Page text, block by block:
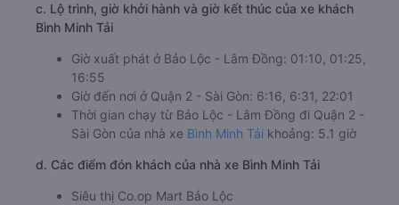
c. Lộ trình, giờ khởi hành và giờ kết thúc của xe khách
Bình Minh Tải
Giờ xuất phát ở Bảo Lộc - Lâm Đồng: 01:10, 01:25,
16:55
Giờ đến nơi ở Quận 2 - Sài Gòn: 6:16, 6:31, 22:01
Thời gian chạy từ Bảo Lộc - Lâm Đồng đi Quận 2 -
Sài Gòn của nhà xe Bình Minh Tải khoảng: 5.1 giờ
d. Các điểm đón khách của nhà xe Bình Minh Tải
Siêu thị Co.op Mart Bảo Lộc